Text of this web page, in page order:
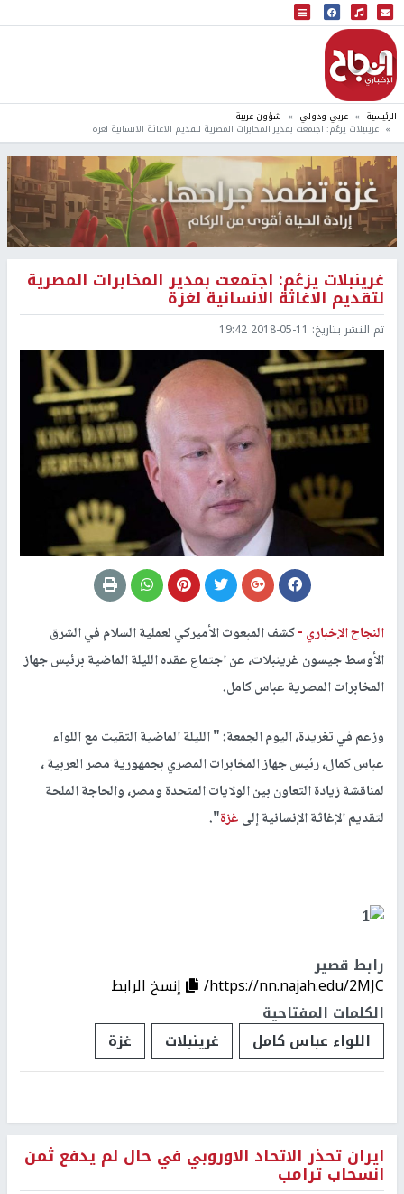
البث المباشر
إذاعة النجاح
الرئيسية عربي ودولي شؤون عربية
غرينبلات يزعُم: اجتمعت بمدير المخابرات المصرية لتقديم الاغاثة الانسانية لغزة
غرينبلات يزعُم: اجتمعت بمدير المخابرات المصرية
لتقديم الاغاثة الانسانية لغزة
تم النشر بتاريخ: 2018-05-11 19:42
النجاح الإخباري -كشف المبعوث الأميركي لعملية السلام في الشرق
الأوسط جيسون غرينبلات، عن اجتماع عقده الليلة الماضية برئيس جهاز
المخابرات المصرية عباس كامل.
وزعم في تغريدة، اليوم الجمعة: " الليلة الماضية التقيت مع اللواء
عباس كمال، رئيس جهاز المخابرات المصري بجمهورية مصر العربية ،
لمناقشة زيادة التعاون بين الولايات المتحدة ومصر، والحاجة الملحة
لتقديم الإغاثة الإنسانية إلىغزة".
رابط قصير
https://nn.najah.edu/2MJC/
إنسخ الرابط
الكلمات المفتاحية
اللواء عباس كامل
غرينبلات غزة
ايران تحذر الاتحاد الاوروبي في حال لم يدفع ثمن
انسحاب ترامب